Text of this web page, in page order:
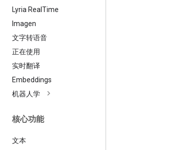
Lyria Real Time
Imagen
文字转语音
正在使用
实时翻译
Embeddings
机器人学
核心功能
文本